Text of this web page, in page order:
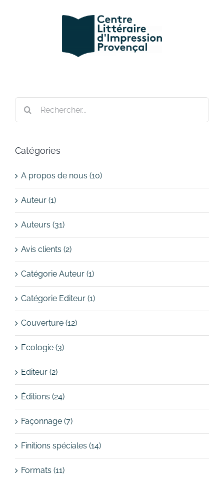
Catégories
A propos de nous (10)
Auteur (1)
Auteurs (31)
Avis clients (2)
Catégorie Auteur (1)
Catégorie Editeur (1)
Couverture (12)
Ecologie (3)
Editeur (2)
Éditions (24)
Façonnage (7)
Finitions spéciales (14)
Formats (11)